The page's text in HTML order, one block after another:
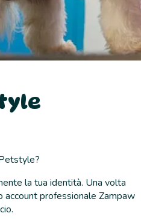
?
la tua identità. Una volta
account professionale Zampaw